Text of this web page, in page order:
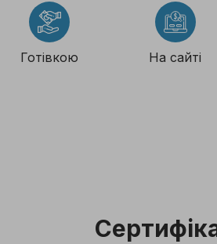
Готівкою На сайті